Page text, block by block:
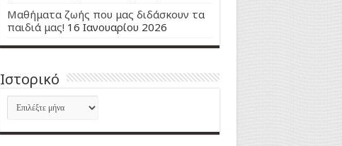
Μαθήματα ζωής που μας διδάσκουν τα
παιδιά μας! 16 Ιανουαρίου 2026
Ιστορικό
Ιστορικό